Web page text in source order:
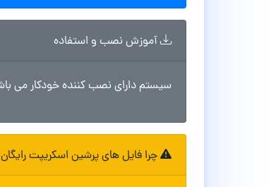
آموزش نصب و استفاده
سیستم دارای نصب کننده خودکار می
چرا فایل های پرشین اسکریپت